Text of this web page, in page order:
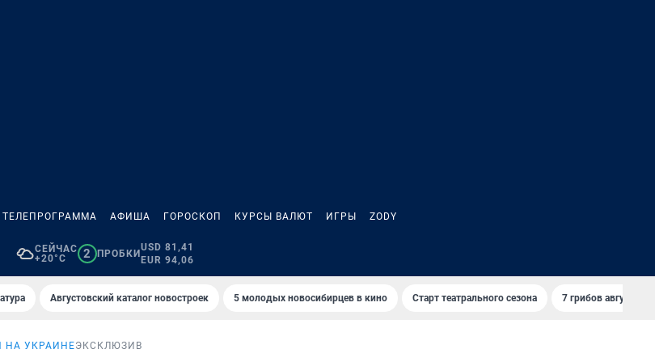
ТЕЛЕПРОГРАММА АФИША ГОРОСКОП КУРСЫ ВАЛЮТ ИГРЫ ZODY
СЕЙЧАС
+20°C
2 ПРОБКИ
USD 81,41
EUR 94,06
Августовский каталог новостроек 5 молодых новосибирцев в кино Старт театрального сезона 7 грибов августа
НА УКРАИНЕЭКСКЛЮЗИВ